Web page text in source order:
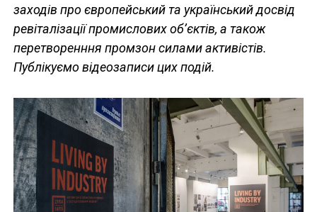
заходів про європейський та український досвід
ревіталізації промислових об’єктів, а також
перетворенння промзон силами активістів.
Публікуємо відеозаписи цих подій.